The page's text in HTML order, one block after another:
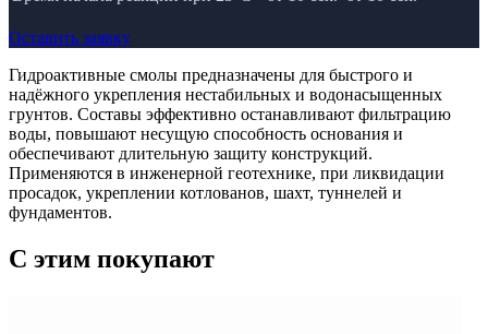
Оставить заявку
Гидроактивные смолы предназначены для быстрого и
надёжного укрепления нестабильных и водонасыщенных
грунтов. Составы эффективно останавливают фильтрацию
воды, повышают несущую способность основания и
обеспечивают длительную защиту конструкций.
Применяются в инженерной геотехнике, при ликвидации
просадок, укреплении котлованов, шахт, туннелей и
фундаментов.
C этим покупают